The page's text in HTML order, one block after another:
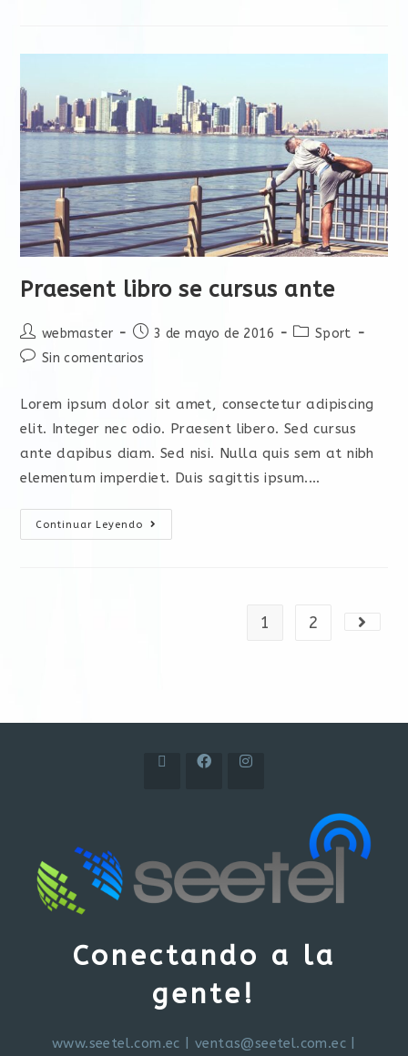
Praesent libro se cursus ante
webmaster 3 de mayo de 2016
Sport
Sin comentarios
Lorem ipsum dolor sit amet, consectetur adipiscing
elit. Integer nec odio. Praesent libero. Sed cursus
ante dapibus diam. Sed nisi. Nulla quis sem at nibh
elementum imperdiet. Duis sagittis ipsum.…
Continuar Leyendo
1 2
Conectando a la
gente!
www.seetel.com.ec |ventas@seetel.com.ec